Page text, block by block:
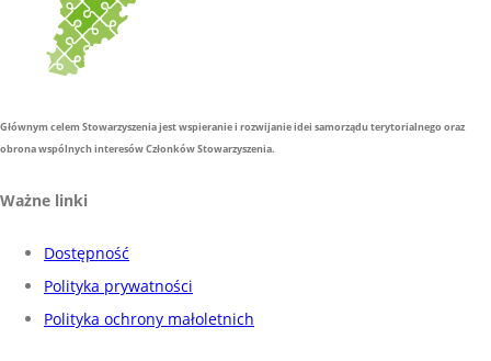
Głównym celem Stowarzyszenia jest wspieranie i rozwijanie idei samorządu terytorialnego oraz
obrona wspólnych interesów Członków Stowarzyszenia.
Ważne linki
Dostępność
Polityka prywatności
Polityka ochrony małoletnich